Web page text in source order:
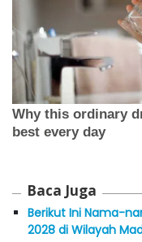
Baca Juga
Berikut Ini Nama-
2028 di Wilayah